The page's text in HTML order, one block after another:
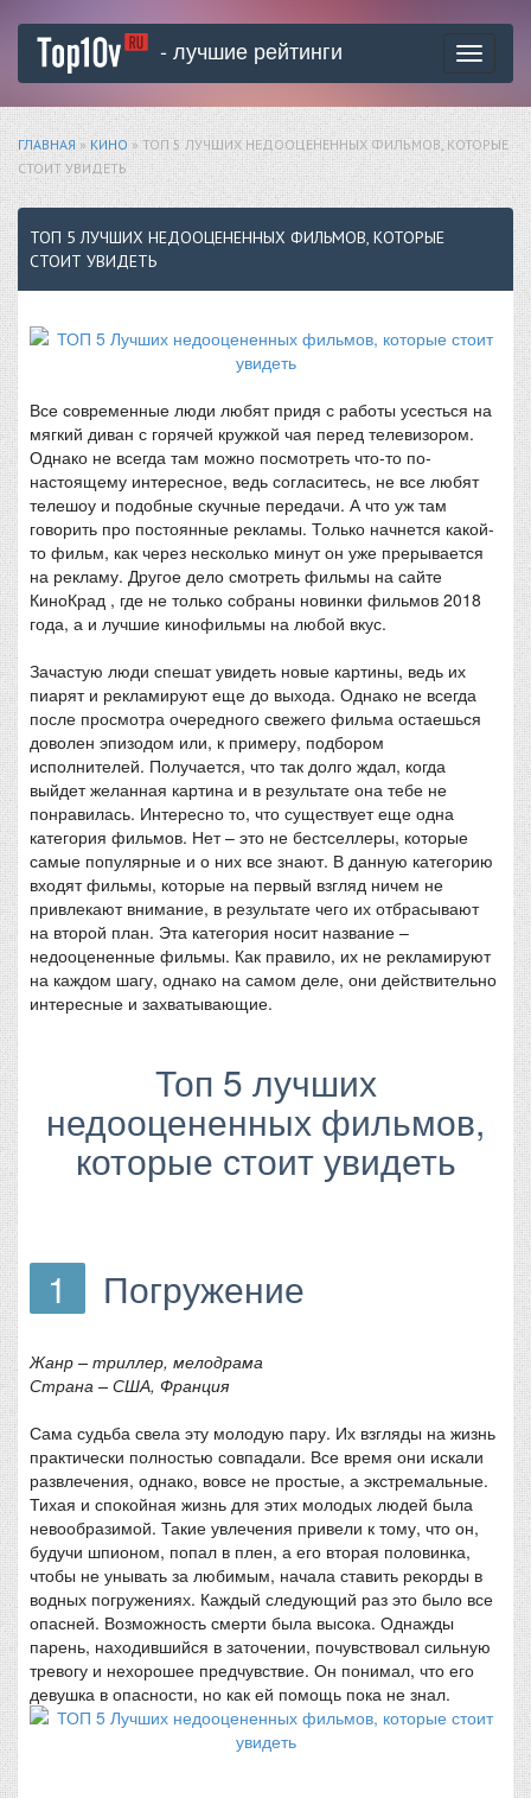
Toggle
- лучшие рейтинги
ГЛАВНАЯ »КИНО» ТОП 5 ЛУЧШИХ НЕДООЦЕНЕННЫХ ФИЛЬМОВ, КОТОРЫЕ
СТОИТ УВИДЕТЬ
ТОП 5 ЛУЧШИХ НЕДООЦЕНЕННЫХ ФИЛЬМОВ, КОТОРЫЕ
СТОИТ УВИДЕТЬ
Все современные люди любят придя с работы усесться на
мягкий диван с горячей кружкой чая перед телевизором.
Однако не всегда там можно посмотреть что-то по-
настоящему интересное, ведь согласитесь, не все любят
телешоу и подобные скучные передачи. А что уж там
говорить про постоянные рекламы. Только начнется какой-
то фильм, как через несколько минут он уже прерывается
на рекламу. Другое дело смотреть фильмы на сайте
КиноКрад , где не только собраны новинки фильмов 2018
года, а и лучшие кинофильмы на любой вкус.
Зачастую люди спешат увидеть новые картины, ведь их
пиарят и рекламируют еще до выхода. Однако не всегда
после просмотра очередного свежего фильма остаешься
доволен эпизодом или, к примеру, подбором
исполнителей. Получается, что так долго ждал, когда
выйдет желанная картина и в результате она тебе не
понравилась. Интересно то, что существует еще одна
категория фильмов. Нет – это не бестселлеры, которые
самые популярные и о них все знают. В данную категорию
входят фильмы, которые на первый взгляд ничем не
привлекают внимание, в результате чего их отбрасывают
на второй план. Эта категория носит название –
недооцененные фильмы. Как правило, их не рекламируют
на каждом шагу, однако на самом деле, они действительно
интересные и захватывающие.
Топ 5 лучших
недооцененных фильмов,
которые стоит увидеть
1 Погружение
Жанр – триллер, мелодрама
Страна – США, Франция
Сама судьба свела эту молодую пару. Их взгляды на жизнь
практически полностью совпадали. Все время они искали
развлечения, однако, вовсе не простые, а экстремальные.
Тихая и спокойная жизнь для этих молодых людей была
невообразимой. Такие увлечения привели к тому, что он,
будучи шпионом, попал в плен, а его вторая половинка,
чтобы не унывать за любимым, начала ставить рекорды в
водных погружениях. Каждый следующий раз это было все
опасней. Возможность смерти была высока. Однажды
парень, находившийся в заточении, почувствовал сильную
тревогу и нехорошее предчувствие. Он понимал, что его
девушка в опасности, но как ей помощь пока не знал.